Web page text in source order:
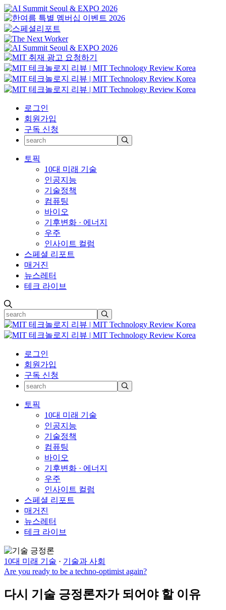
로그인
회원가입
구독 신청
토픽
10대 미래 기술
인공지능
기술정책
컴퓨팅
바이오
기후변화 · 에너지
우주
인사이트 컬럼
스페셜 리포트
매거진
뉴스레터
테크 라이브
로그인
회원가입
구독 신청
토픽
10대 미래 기술
인공지능
기술정책
컴퓨팅
바이오
기후변화 · 에너지
우주
인사이트 컬럼
스페셜 리포트
매거진
뉴스레터
테크 라이브
10대 미래 기술 · 기술과 사회
Are you ready to be a techno-optimist again?
다시 기술 긍정론자가 되어야 할 이유